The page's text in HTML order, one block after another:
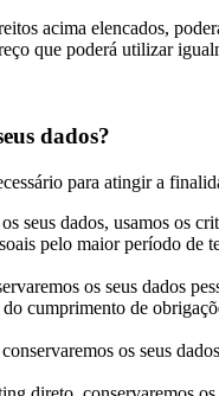
acima elencados,
que poderá utilizar
dados?
para atingir a
seus dados, usamos os
pelo maior período de
os seus dados
cumprimento de
os seus